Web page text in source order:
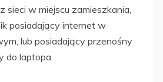
w miejscu zamieszkania,
posiadający internet w
lub posiadający przenośny
do laptopa.